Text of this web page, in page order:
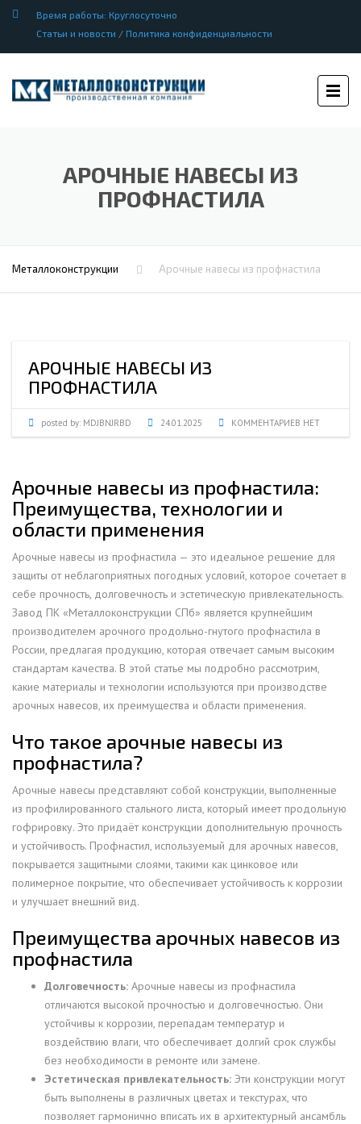
Время работы: Круглосуточно
Статьи и новости / Политика конфиденциальности
АРОЧНЫЕ НАВЕСЫ ИЗ
ПРОФНАСТИЛА
Металлоконструкции Арочные навесы из профнастила
АРОЧНЫЕ НАВЕСЫ ИЗ
ПРОФНАСТИЛА
posted by: MDJBNJRBD 24.01.2025 КОММЕНТАРИЕВ НЕТ
Арочные навесы из профнастила:
Преимущества, технологии и
области применения
Арочные навесы из профнастила — это идеальное решение для
защиты от неблагоприятных погодных условий, которое сочетает в
себе прочность, долговечность и эстетическую привлекательность.
Завод ПК «Металлоконструкции СПб» является крупнейшим
производителем арочного продольно-гнутого профнастила в
России, предлагая продукцию, которая отвечает самым высоким
стандартам качества. В этой статье мы подробно рассмотрим,
какие материалы и технологии используются при производстве
арочных навесов, их преимущества и области применения.
Что такое арочные навесы из
профнастила?
Арочные навесы представляют собой конструкции, выполненные
из профилированного стального листа, который имеет продольную
гофрировку. Это придаёт конструкции дополнительную прочность
и устойчивость. Профнастил, используемый для арочных навесов,
покрывается защитными слоями, такими как цинковое или
полимерное покрытие, что обеспечивает устойчивость к коррозии
и улучшает внешний вид.
Преимущества арочных навесов из
профнастила
Долговечность: Арочные навесы из профнастила
отличаются высокой прочностью и долговечностью. Они
устойчивы к коррозии, перепадам температур и
воздействию влаги, что обеспечивает долгий срок службы
без необходимости в ремонте или замене.
Эстетическая привлекательность: Эти конструкции могут
быть выполнены в различных цветах и текстурах, что
позволяет гармонично вписать их в архитектурный ансамбль